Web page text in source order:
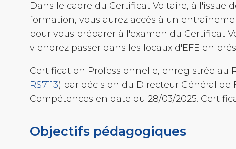
Dans le cadre du Certificat Voltaire, à l'issue
formation, vous aurez accès à un
pour vous préparer à l'examen du Certificat
viendrez passer dans les locaux d'EFE en
Certification Professionnelle, enregistrée au
RS7113) par décision du Directeur Général de
Compétences en date du 28/03/2025.
Objectifs pédagogiques